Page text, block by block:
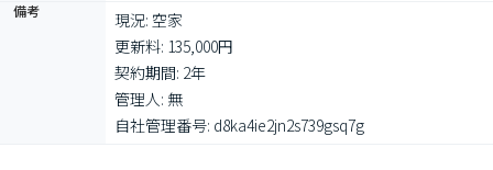
備考
現況: 空家
更新料: 135,000円
契約期間: 2年
管理人: 無
自社管理番号: d8ka4ie2jn2s739gsq7g